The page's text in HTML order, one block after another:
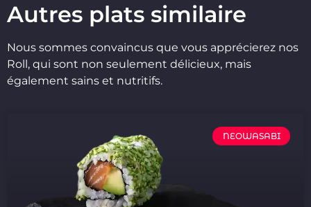
Autres plats similaire
Nous sommes convaincus que vous apprécierez nos
Roll, qui sont non seulement délicieux, mais
également sains et nutritifs.
NEOWASABI